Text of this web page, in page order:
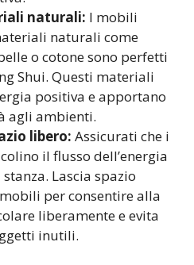
naturali: I mobili
naturali come
o cotone sono perfetti
Shui. Questi materiali
positiva e apportano
agli ambienti.
libero: Assicurati che i
il flusso dell’energia
Lascia spazio
per consentire alla
liberamente e evita
inutili.